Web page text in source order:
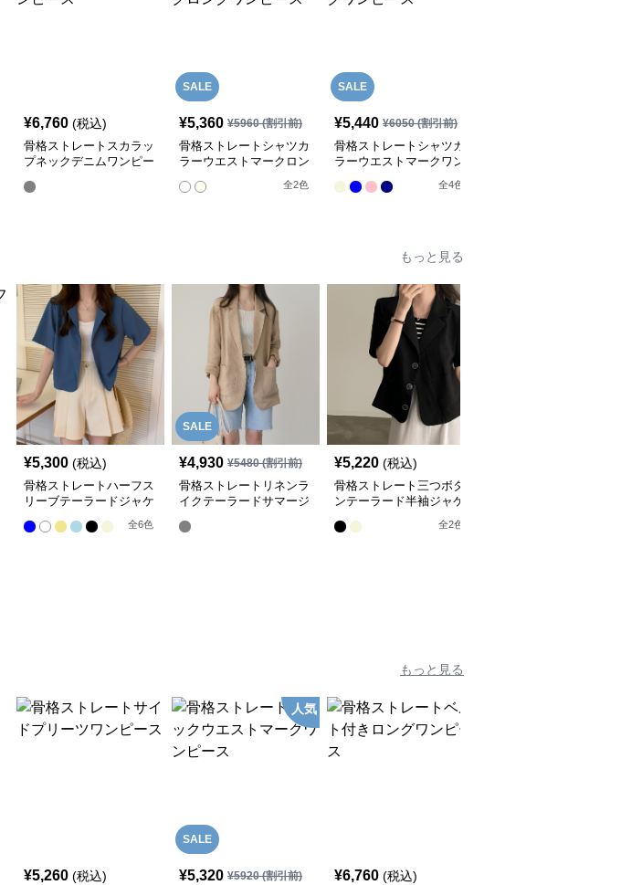
¥6,760 (税込)
骨格ストレートスカラッ
プネックデニムワンピー
SALE
¥5,360 ¥5960(割引前)
骨格ストレートシャツカ
ラーウエストマークロン
全2色
SALE
¥5,440 ¥6050(割引前)
骨格ストレートシャツカ
ラーウエストマークワン
全4色
もっと見る
¥5,300 (税込)
骨格ストレートハーフス
リーブテーラードジャケ
全6色
SALE
¥4,930 ¥5480(割引前)
骨格ストレートリネンラ
イクテーラードサマージ
¥5,220 (税込)
骨格ストレート三つボタ
ンテーラード半袖ジャケ
全2色
もっと見る
¥5,260 (税込)
SALE
人気
¥5,320 ¥5920(割引前) ¥6,760 (税込)